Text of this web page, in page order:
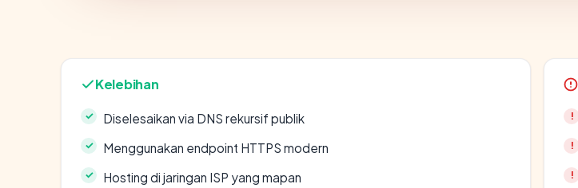
Kelebihan
Diselesaikan via DNS rekursif publik
Menggunakan endpoint HTTPS modern
Hosting di jaringan ISP yang mapan